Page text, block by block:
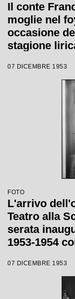
Il conte
moglie nel
occasione
stagione
Carlo Maria
Tatiana
07 DICEMBRE 1953
FOTO
L'arrivo
Teatro alla
serata
1953-1954
Giulini, con
07 DICEMBRE 1953